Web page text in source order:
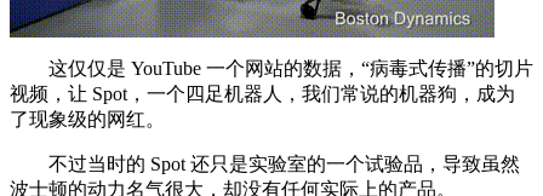
这仅仅是 YouTube 一个网站的数据，“病毒式传播”的切片
视频，让 Spot，一个四足机器人，我们常说的机器狗，成为
了现象级的网红。
不过当时的 Spot 还只是实验室的一个试验品，导致虽然
波士顿的动力名气很大，却没有任何实际上的产品。